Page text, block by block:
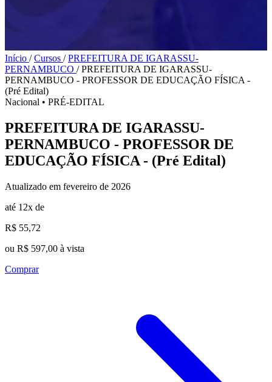
Início / Cursos / PREFEITURA DE IGARASSU-
PERNAMBUCO / PREFEITURA DE IGARASSU-
PERNAMBUCO - PROFESSOR DE EDUCAÇÃO FÍSICA -
(Pré Edital)
Nacional • PRÉ-EDITAL
PREFEITURA DE IGARASSU-
PERNAMBUCO - PROFESSOR DE
EDUCAÇÃO FÍSICA - (Pré Edital)
Atualizado em fevereiro de 2026
até 12x de
R$ 55,72
ou R$ 597,00 à vista
Comprar